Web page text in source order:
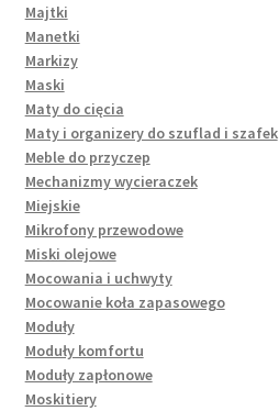
Majtki
Manetki
Markizy
Maski
Maty do cięcia
Maty i organizery do szuflad i szafek
Meble do przyczep
Mechanizmy wycieraczek
Miejskie
Mikrofony przewodowe
Miski olejowe
Mocowania i uchwyty
Mocowanie koła zapasowego
Moduły
Moduły komfortu
Moduły zapłonowe
Moskitiery